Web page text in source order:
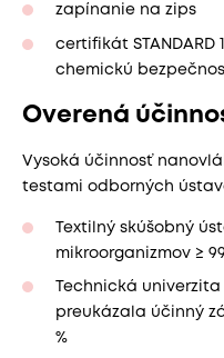
zapínanie na zips
certifikát STANDARD
chemickú
Overená
Vysoká účinnosť
testami odborných
Textilný skúšobný
mikroorganizmov ≥
Technická
preukázala účinný
%